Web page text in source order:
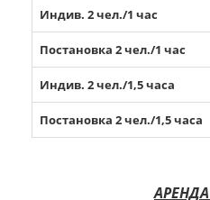
Индив. 2 чел./1 час
Постановка 2 чел./1 час
Индив. 2 чел./1,5 часа
Постановка 2 чел./1,5 часа